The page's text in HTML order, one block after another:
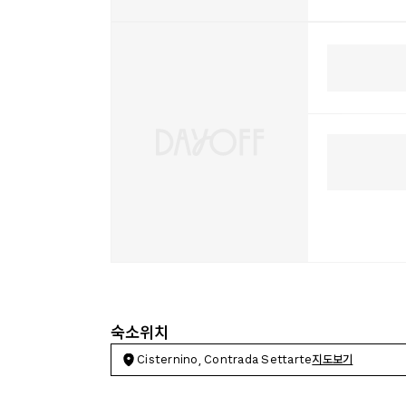
숙소위치
Cisternino, Contrada Settarte지도보기